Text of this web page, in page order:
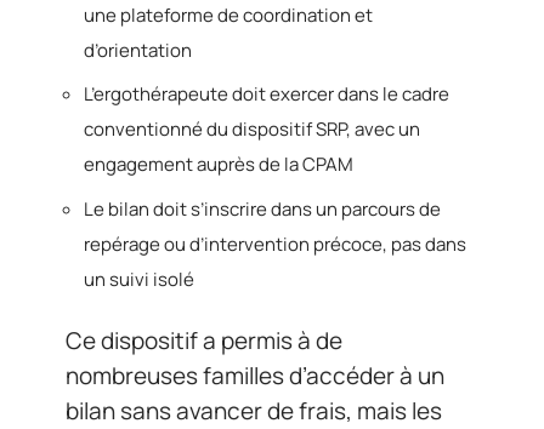
une plateforme de coordination et
d’orientation
L’ergothérapeute doit exercer dans le cadre
conventionné du dispositif SRP, avec un
engagement auprès de la CPAM
Le bilan doit s’inscrire dans un parcours de
repérage ou d’intervention précoce, pas dans
un suivi isolé
Ce dispositif a permis à de
nombreuses familles d’accéder à un
bilan sans avancer de frais, mais les